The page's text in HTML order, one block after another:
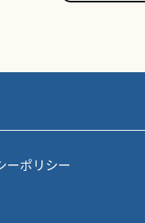
ーポリシー